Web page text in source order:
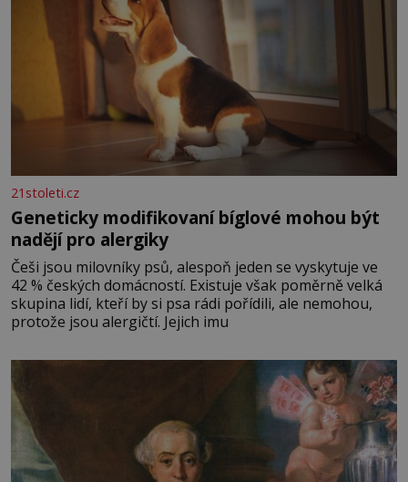
21stoleti.cz
Geneticky modifikovaní bíglové mohou být
nadějí pro alergiky
Češi jsou milovníky psů, alespoň jeden se vyskytuje ve
42 % českých domácností. Existuje však poměrně velká
skupina lidí, kteří by si psa rádi pořídili, ale nemohou,
protože jsou alergičtí. Jejich imu